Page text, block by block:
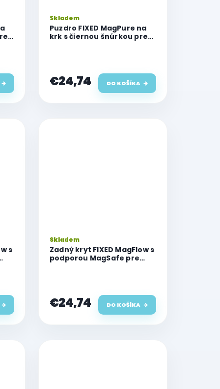
Puzdro FIXED MagPure na
krk s čiernou šnúrkou pre
Skladem
€24,74 DO KOŠÍKA
s
Zadný kryt FIXED MagFlow s
podporou MagSafe pre
Skladem
€24,74 DO KOŠÍKA